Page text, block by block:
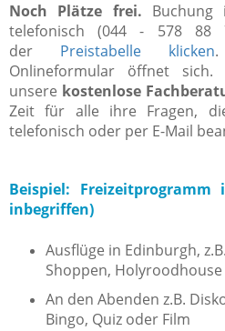
Noch Plätze frei.
telefonisch (044 - 578
der Preistabelle klicken.
Onlineformular öffnet
unsere kostenlose
Zeit für alle ihre Fragen,
telefonisch oder per E-Mail
Beispiel:
inbegriffen)
Ausflüge in Edinburgh,
Shoppen, Holyroodhouse
An den Abenden z.B.
Bingo, Quiz oder Film